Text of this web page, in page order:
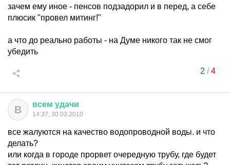
зачем ему иное - пенсов подзадорил и в перед, а себе
плюсик "провел митинг!"
а что до реально работы - на Думе никого так не смог
убедить
2 /4
В всем удачи
14:37, 30.03.2010
все жалуются на качество водопроводной воды. и что
делать?
или когда в городе прорвет очередную трубу, где будет